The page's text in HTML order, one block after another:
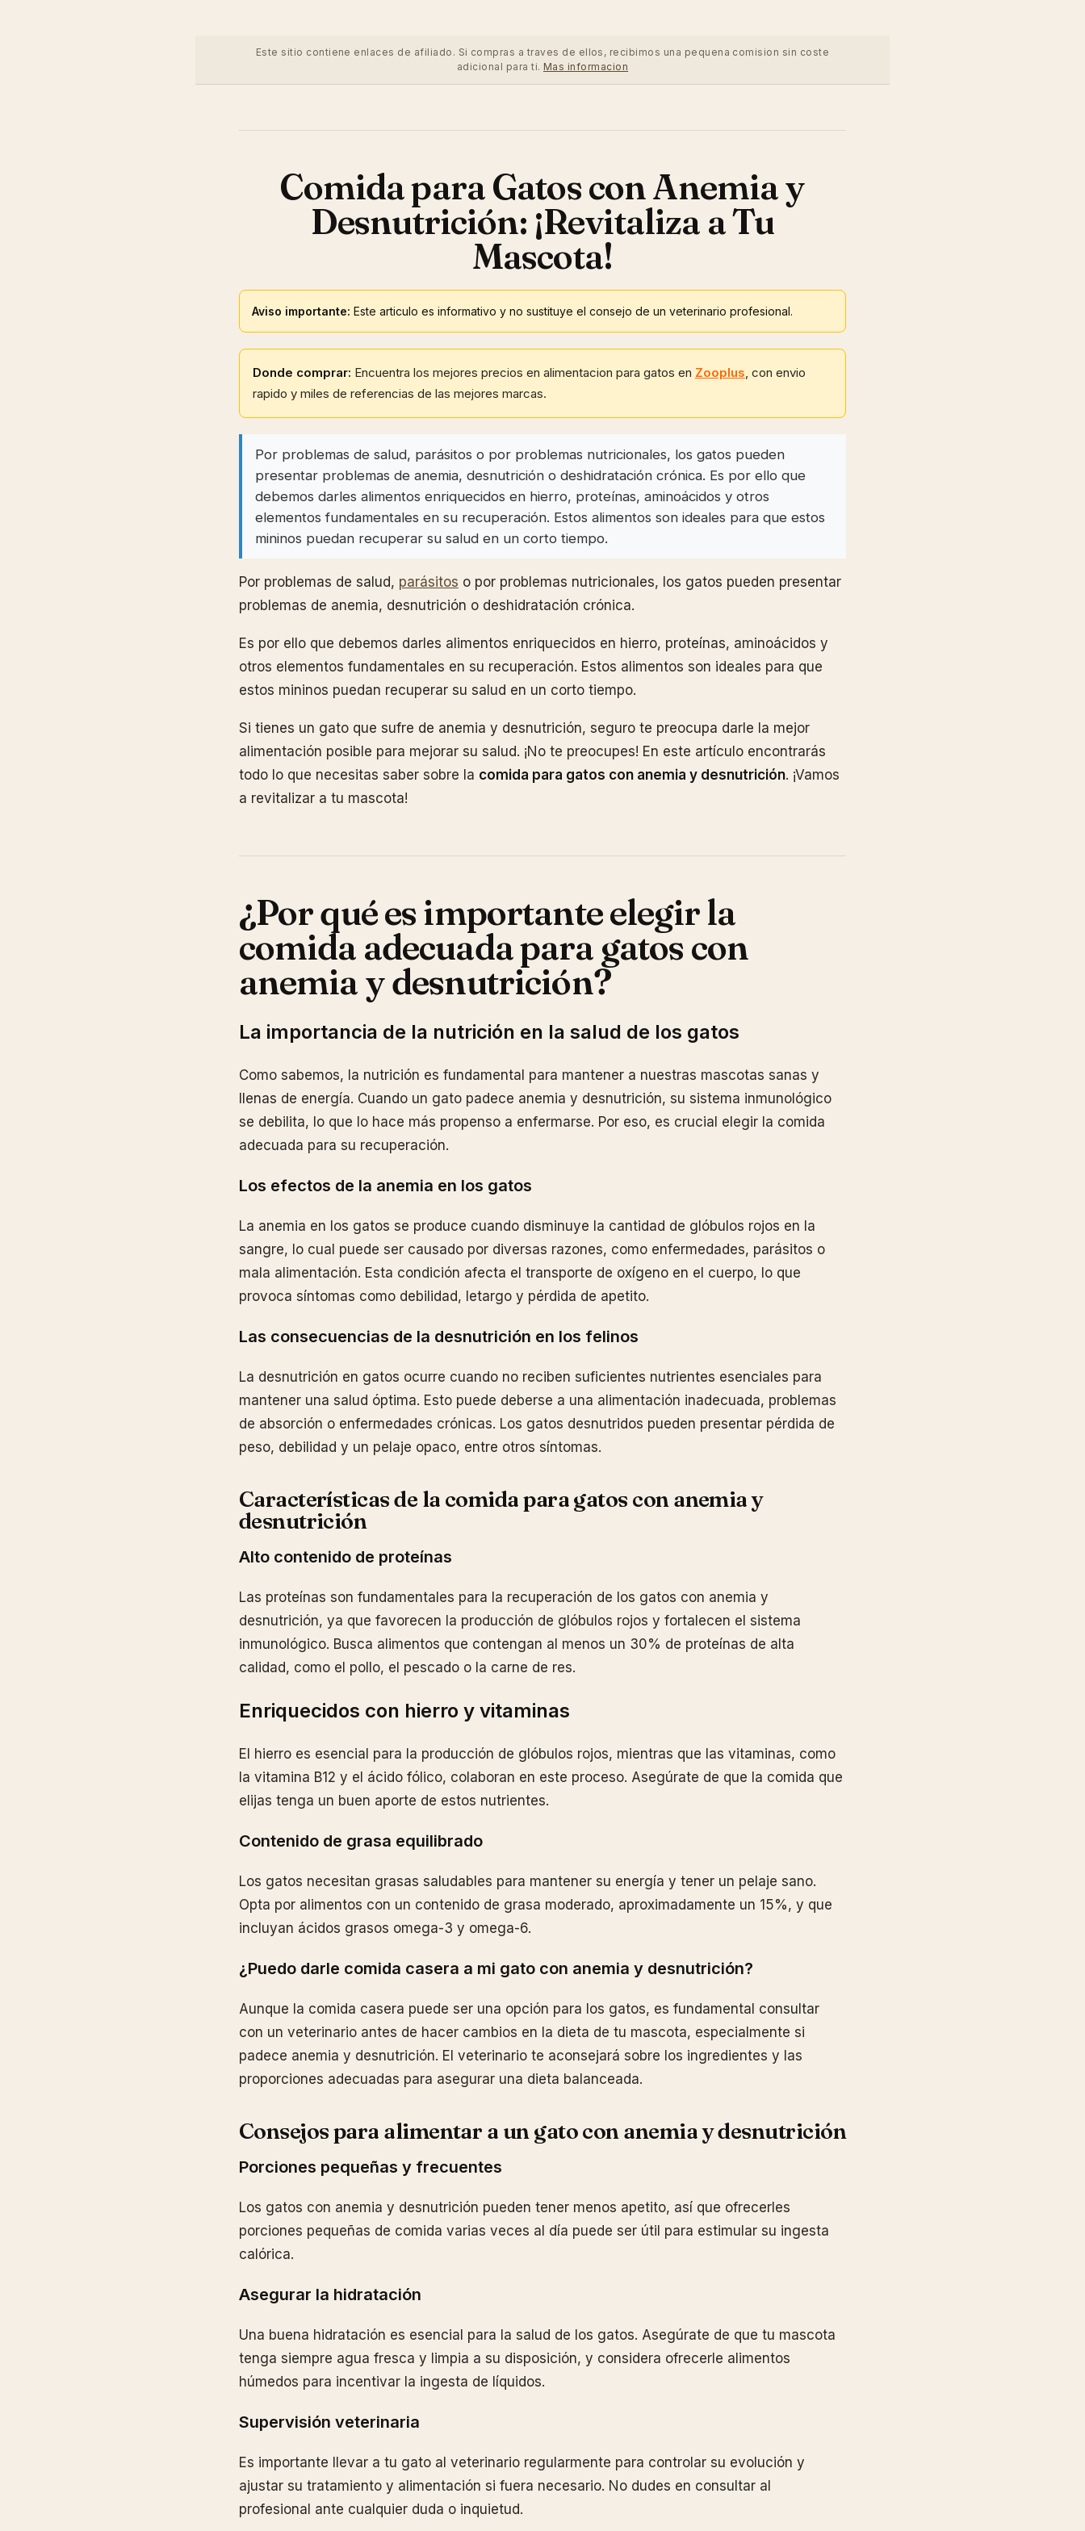
Este sitio contiene enlaces de afiliado. Si compras a traves de ellos, recibimos una pequena comision sin coste
adicional para ti. Mas informacion
Comida para Gatos con Anemia y
Desnutrición: ¡Revitaliza a Tu
Mascota!
Aviso importante: Este articulo es informativo y no sustituye el consejo de un veterinario profesional.
Donde comprar: Encuentra los mejores precios en alimentacion para gatos en Zooplus, con envio
rapido y miles de referencias de las mejores marcas.
Por problemas de salud, parásitos o por problemas nutricionales, los gatos pueden
presentar problemas de anemia, desnutrición o deshidratación crónica. Es por ello que
debemos darles alimentos enriquecidos en hierro, proteínas, aminoácidos y otros
elementos fundamentales en su recuperación. Estos alimentos son ideales para que estos
mininos puedan recuperar su salud en un corto tiempo.
Por problemas de salud, parásitos o por problemas nutricionales, los gatos pueden presentar
problemas de anemia, desnutrición o deshidratación crónica.
Es por ello que debemos darles alimentos enriquecidos en hierro, proteínas, aminoácidos y
otros elementos fundamentales en su recuperación. Estos alimentos son ideales para que
estos mininos puedan recuperar su salud en un corto tiempo.
Si tienes un gato que sufre de anemia y desnutrición, seguro te preocupa darle la mejor
alimentación posible para mejorar su salud. ¡No te preocupes! En este artículo encontrarás
todo lo que necesitas saber sobre la comida para gatos con anemia y desnutrición. ¡Vamos
a revitalizar a tu mascota!
¿Por qué es importante elegir la
comida adecuada para gatos con
anemia y desnutrición?
La importancia de la nutrición en la salud de los gatos
Como sabemos, la nutrición es fundamental para mantener a nuestras mascotas sanas y
llenas de energía. Cuando un gato padece anemia y desnutrición, su sistema inmunológico
se debilita, lo que lo hace más propenso a enfermarse. Por eso, es crucial elegir la comida
adecuada para su recuperación.
Los efectos de la anemia en los gatos
La anemia en los gatos se produce cuando disminuye la cantidad de glóbulos rojos en la
sangre, lo cual puede ser causado por diversas razones, como enfermedades, parásitos o
mala alimentación. Esta condición afecta el transporte de oxígeno en el cuerpo, lo que
provoca síntomas como debilidad, letargo y pérdida de apetito.
Las consecuencias de la desnutrición en los felinos
La desnutrición en gatos ocurre cuando no reciben suficientes nutrientes esenciales para
mantener una salud óptima. Esto puede deberse a una alimentación inadecuada, problemas
de absorción o enfermedades crónicas. Los gatos desnutridos pueden presentar pérdida de
peso, debilidad y un pelaje opaco, entre otros síntomas.
Características de la comida para gatos con anemia y
desnutrición
Alto contenido de proteínas
Las proteínas son fundamentales para la recuperación de los gatos con anemia y
desnutrición, ya que favorecen la producción de glóbulos rojos y fortalecen el sistema
inmunológico. Busca alimentos que contengan al menos un 30% de proteínas de alta
calidad, como el pollo, el pescado o la carne de res.
Enriquecidos con hierro y vitaminas
El hierro es esencial para la producción de glóbulos rojos, mientras que las vitaminas, como
la vitamina B12 y el ácido fólico, colaboran en este proceso. Asegúrate de que la comida que
elijas tenga un buen aporte de estos nutrientes.
Contenido de grasa equilibrado
Los gatos necesitan grasas saludables para mantener su energía y tener un pelaje sano.
Opta por alimentos con un contenido de grasa moderado, aproximadamente un 15%, y que
incluyan ácidos grasos omega-3 y omega-6.
¿Puedo darle comida casera a mi gato con anemia y desnutrición?
Aunque la comida casera puede ser una opción para los gatos, es fundamental consultar
con un veterinario antes de hacer cambios en la dieta de tu mascota, especialmente si
padece anemia y desnutrición. El veterinario te aconsejará sobre los ingredientes y las
proporciones adecuadas para asegurar una dieta balanceada.
Consejos para alimentar a un gato con anemia y desnutrición
Porciones pequeñas y frecuentes
Los gatos con anemia y desnutrición pueden tener menos apetito, así que ofrecerles
porciones pequeñas de comida varias veces al día puede ser útil para estimular su ingesta
calórica.
Asegurar la hidratación
Una buena hidratación es esencial para la salud de los gatos. Asegúrate de que tu mascota
tenga siempre agua fresca y limpia a su disposición, y considera ofrecerle alimentos
húmedos para incentivar la ingesta de líquidos.
Supervisión veterinaria
Es importante llevar a tu gato al veterinario regularmente para controlar su evolución y
ajustar su tratamiento y alimentación si fuera necesario. No dudes en consultar al
profesional ante cualquier duda o inquietud.